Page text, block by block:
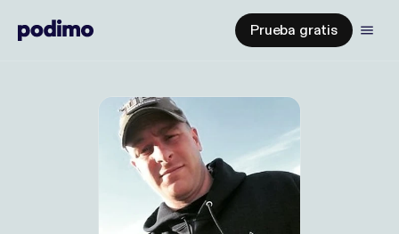
Prueba gratis